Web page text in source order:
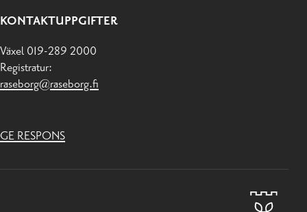
KONTAKTUPPGIFTER
Växel 019-289 2000
Registratur:
raseborg@raseborg.fi
GE RESPONS